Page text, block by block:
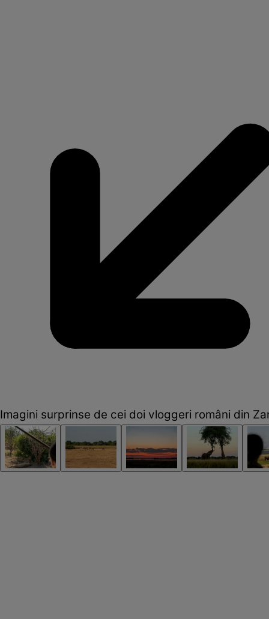
Imagini surprinse de cei doi vloggeri români din